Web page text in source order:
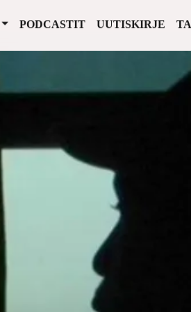
PODCASTIT UUTISKIRJE